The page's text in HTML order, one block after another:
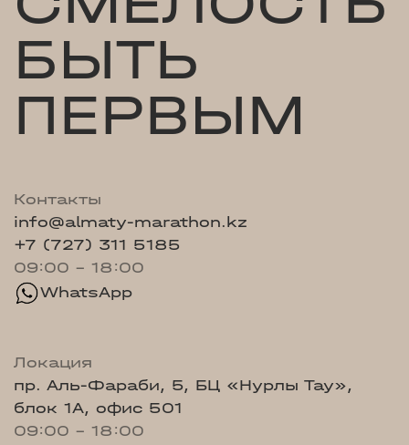
БЫТЬ
ПЕРВЫМ
Контакты
info@almaty-marathon.kz
+7 (727) 311 5185
09:00 - 18:00
WhatsApp
Локация
пр. Аль-Фараби, 5, БЦ «Нурлы Тау»,
блок 1А, офис 501
09:00 - 18:00